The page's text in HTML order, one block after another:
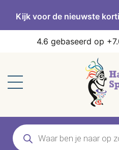
Kijk voor de nieuwste
4.6 gebaseerd op
Producten
zoeken